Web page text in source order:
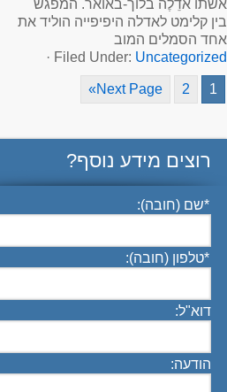
אשתו אדֵלֶה בלוך-באואר. המפגש
בין קלימט לאדלה היפיפייה הוליד את
אחד הסמלים המוב
Filed Under: Uncategorized
·
1
2
Next Page»
רוצים מידע נוסף?
שם (חובה):*
טלפון (חובה):*
דוא"ל:
הודעה: